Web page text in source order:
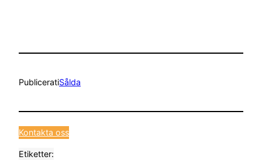
PubliceratiSålda
Kontakta oss
Etiketter: